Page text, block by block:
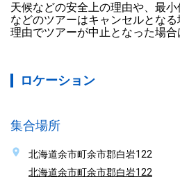
天候などの安全上の理由や、最
などのツアーはキャンセルとな
理由でツアーが中止となった場合
ロケーション
集合場所
北海道余市町余市郡白岩122
北海道余市町余市郡白岩122